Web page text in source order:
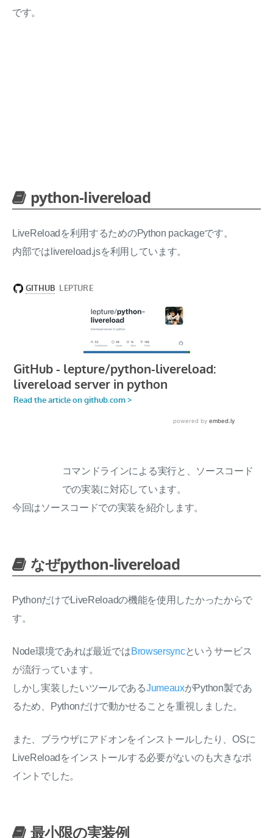
です。
python-livereload
LiveReloadを利用するためのPython packageです。
内部ではlivereload.jsを利用しています。
コマンドラインによる実行と、ソースコード
での実装に対応しています。
今回はソースコードでの実装を紹介します。
なぜpython-livereload
PythonだけでLiveReloadの機能を使用したかったからで
す。
Node環境であれば最近ではBrowsersyncというサービス
が流行っています。
しかし実装したいツールであるJumeauxがPython製であ
るため、Pythonだけで動かせることを重視しました。
また、ブラウザにアドオンをインストールしたり、OSに
LiveReloadをインストールする必要がないのも大きなポ
イントでした。
最小限の実装例